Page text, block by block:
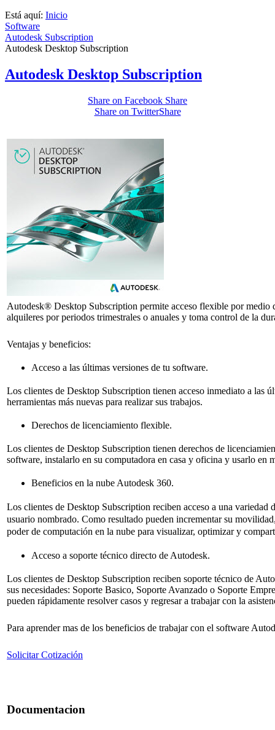
Está aquí: Inicio
Software
Autodesk Subscription
Autodesk Desktop Subscription
Autodesk Desktop Subscription
Share on Facebook Share
Share on TwitterShare
Autodesk® Desktop Subscription permite acceso flexible por
alquileres por periodos trimestrales o anuales y toma control de la
Ventajas y beneficios:
Acceso a las últimas versiones de tu software.
Los clientes de Desktop Subscription tienen acceso inmediato a las
herramientas más nuevas para realizar sus trabajos.
Derechos de licenciamiento flexible.
Los clientes de Desktop Subscription tienen derechos de
software, instalarlo en su computadora en casa y oficina y usarlo en
Beneficios en la nube Autodesk 360.
Los clientes de Desktop Subscription reciben acceso a una
usuario nombrado. Como resultado pueden incrementar su
poder de computación en la nube para visualizar, optimizar y
Acceso a soporte técnico directo de Autodesk.
Los clientes de Desktop Subscription reciben soporte técnico de
sus necesidades: Soporte Basico, Soporte Avanzado o Soporte
pueden rápidamente resolver casos y regresar a trabajar con la
Para aprender mas de los beneficios de trabajar con el software
Solicitar Cotización
Documentacion